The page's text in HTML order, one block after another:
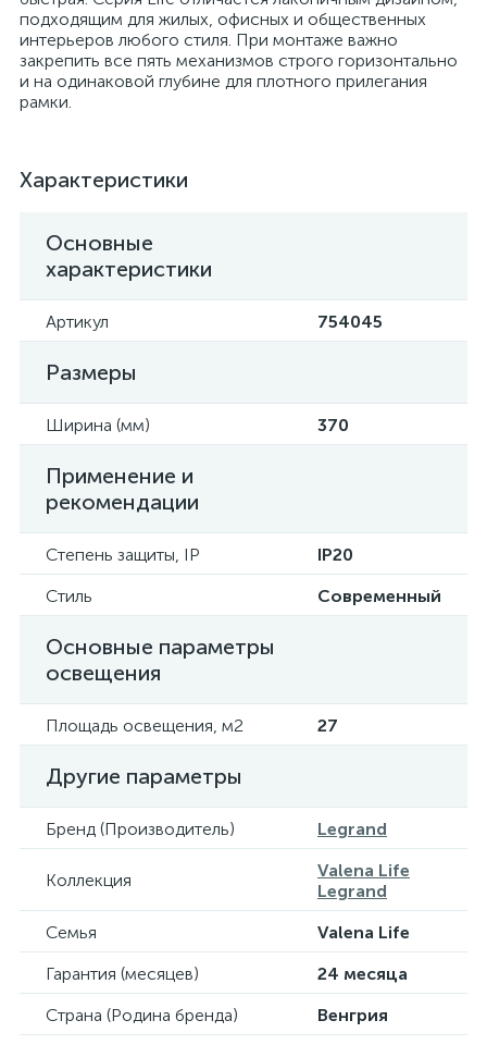
подходящим для жилых, офисных и общественных
интерьеров любого стиля. При монтаже важно
закрепить все пять механизмов строго горизонтально
и на одинаковой глубине для плотного прилегания
рамки.
Характеристики
Основные
характеристики
Артикул 754045
Размеры
Ширина (мм) 370
Применение и
рекомендации
Степень защиты, IP
IP20
Стиль
Современный
Основные параметры
освещения
Площадь освещения, м2 27
Другие параметры
Бренд (Производитель) Legrand
Коллекция
Valena Life
Legrand
Семья
Valena Life
Гарантия (месяцев)
24 месяца
Страна (Родина бренда)
Венгрия